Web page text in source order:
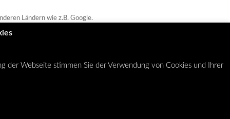
Ländern wie z.B. Google.
der Webseite stimmen Sie der Verwendung von Cookies und Ihrer